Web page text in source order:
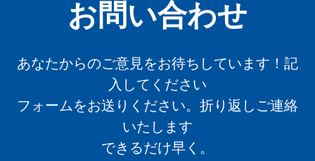
お問い合わせ
あなたからのご意見をお待ちしています！記
入してください
フォームをお送りください。折り返しご連絡
いたします
できるだけ早く。